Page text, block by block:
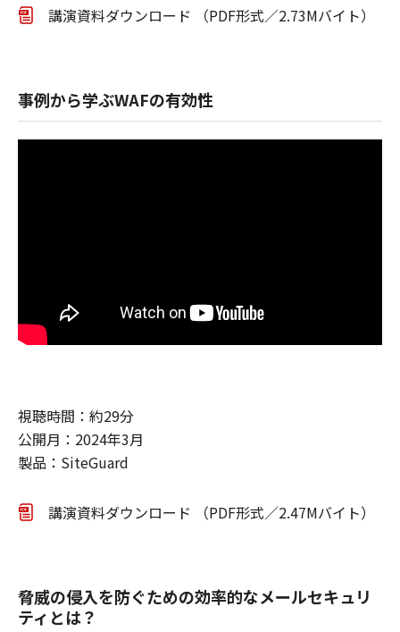
講演資料ダウンロード （PDF形式／2.73Mバイト）
事例から学ぶWAFの有効性
視聴時間：約29分
公開月：2024年3月
製品：SiteGuard
講演資料ダウンロード （PDF形式／2.47Mバイト）
脅威の侵入を防ぐための効率的なメールセキュリ
ティとは？